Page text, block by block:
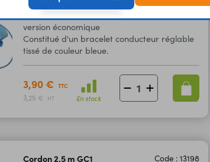
Bracelet antistatique BAS1 Code : 13201
version économique
Constitué d'un bracelet conducteur réglable
tissé de couleur bleue.
3,90 € TTC
3,25 € HT En stock
Cordon 2,5 m GC1 Code : 13198